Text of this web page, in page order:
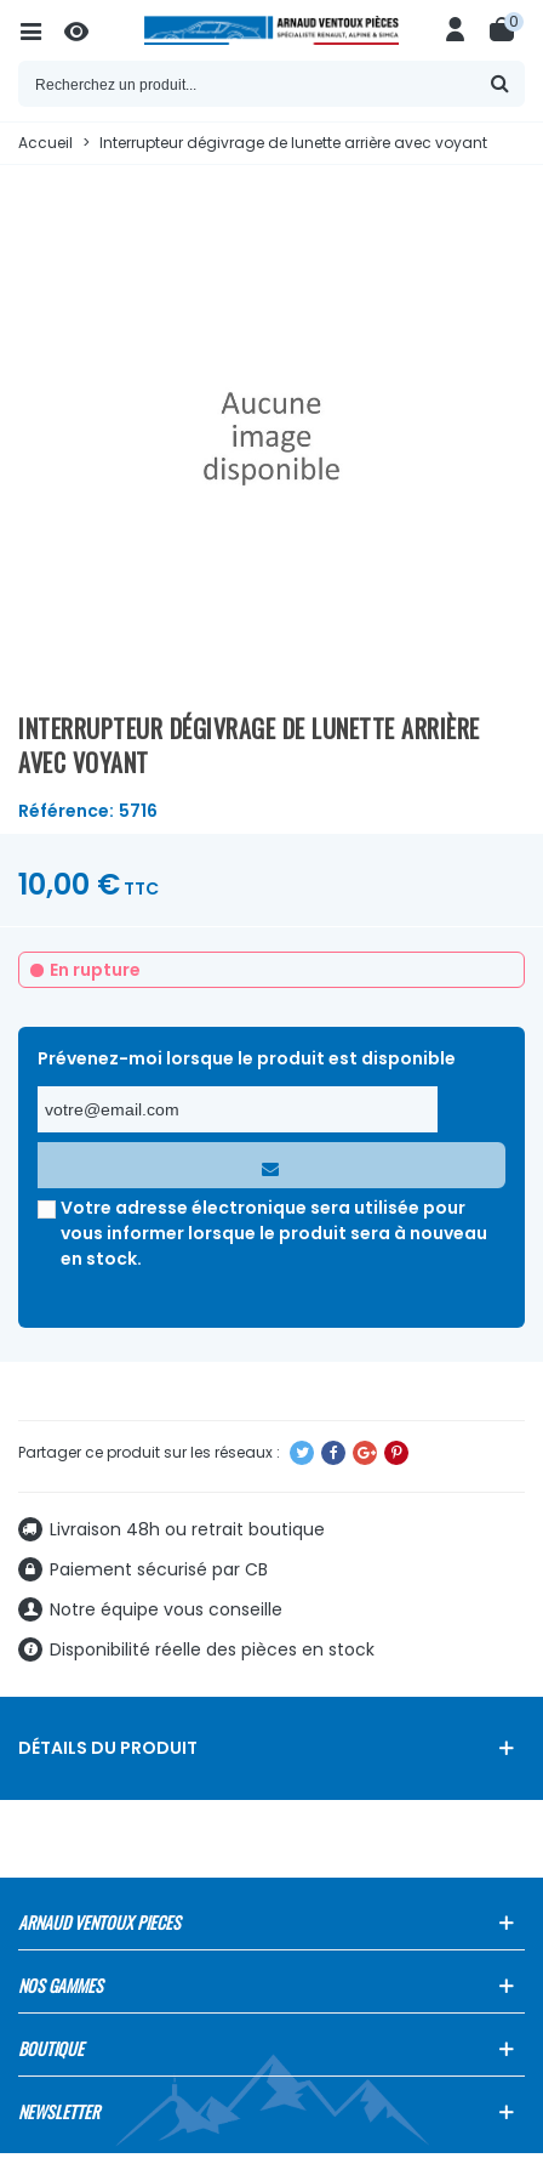
0
Accueil > Interrupteur dégivrage de lunette arrière avec voyant
INTERRUPTEUR DÉGIVRAGE DE LUNETTE ARRIÈRE
AVEC VOYANT
Référence: 5716
Livraison 48h ou retrait boutique
Paiement sécurisé par CB
Notre équipe vous conseille
Disponibilité réelle des pièces en stock
10,00 € TTC
En rupture
Prévenez-moi lorsque le produit est disponible
Votre adresse électronique sera utilisée pour
vous informer lorsque le produit sera à nouveau
en stock.
DÉTAILS DU PRODUIT
ARNAUD VENTOUX PIECES
NOS GAMMES
BOUTIQUE
NEWSLETTER